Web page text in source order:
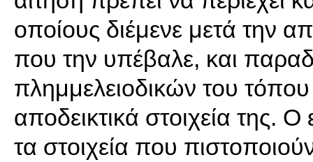
οποίους διέμενε μετά την
που την υπέβαλε, και
πλημμελειοδικών του
αποδεικτικά στοιχεία της.
τα στοιχεία που